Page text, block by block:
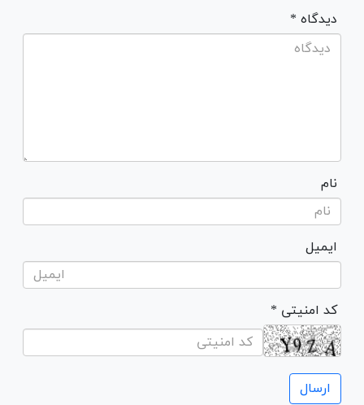
* دیدگاه
نام
ایمیل
* کد امنیتی